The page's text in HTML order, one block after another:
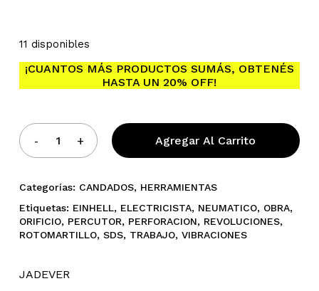
11 disponibles
¡CUANTOS MÁS PRODUCTOS SUMÁS, OBTENÉS
HASTA UN 20% OFF!
Agregar Al Carrito
Categorías: CANDADOS, HERRAMIENTAS
Etiquetas: EINHELL, ELECTRICISTA, NEUMATICO, OBRA,
ORIFICIO, PERCUTOR, PERFORACION, REVOLUCIONES,
ROTOMARTILLO, SDS, TRABAJO, VIBRACIONES
JADEVER